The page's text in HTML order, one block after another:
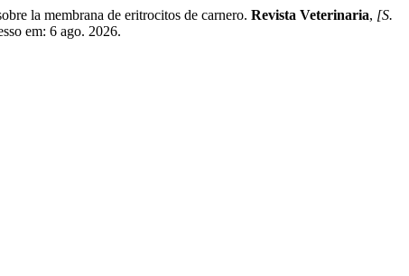
la membrana de eritrocitos de carnero. Revista Veterinaria, [S.
em: 6 ago. 2026.